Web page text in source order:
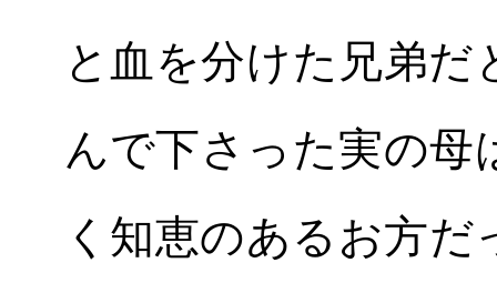
と血を分けた兄弟
んで下さった実の
く知恵のあるお方